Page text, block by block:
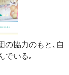
の協力のもと､自
でいる｡